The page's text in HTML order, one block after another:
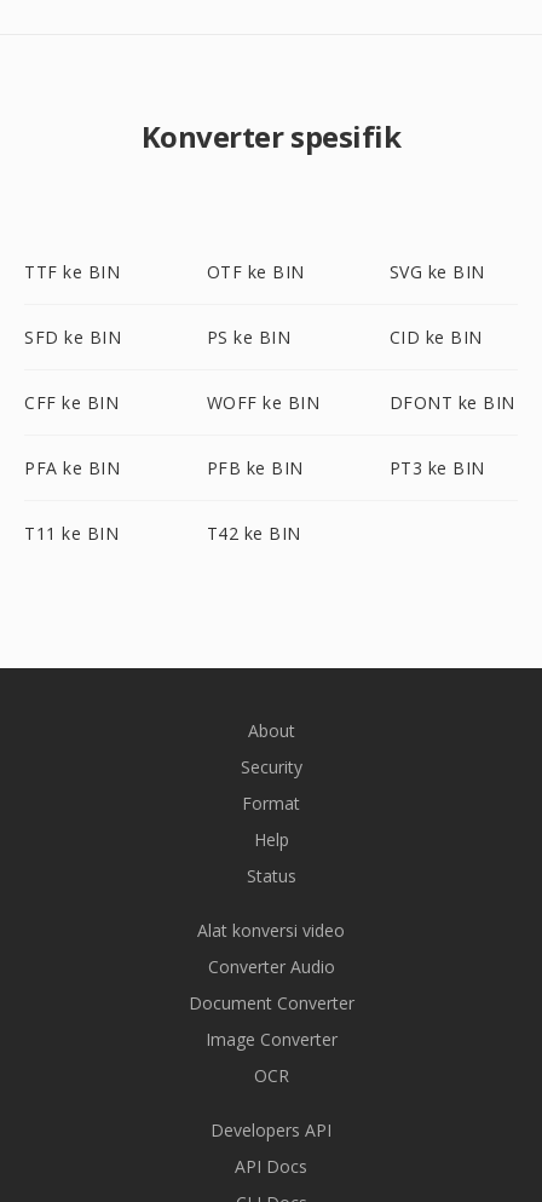
Konverter spesifik
TTF ke BIN OTF ke BIN SVG ke BIN
SFD ke BIN PS ke BIN CID ke BIN
CFF ke BIN WOFF ke BIN DFONT ke BIN
PFA ke BIN PFB ke BIN PT3 ke BIN
T11 ke BIN T42 ke BIN
About
Security
Format
Help
Status
Alat konversi video
Converter Audio
Document Converter
Image Converter
OCR
Developers API
API Docs